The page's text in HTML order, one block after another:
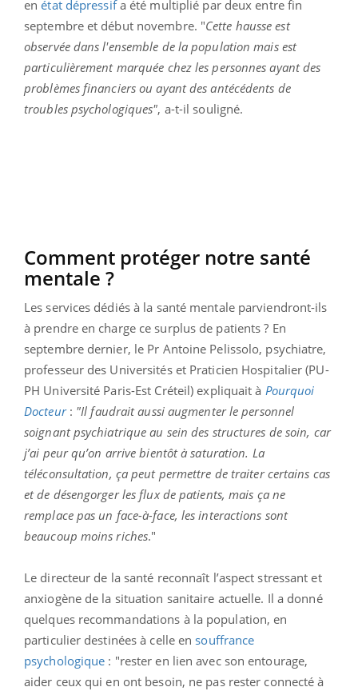
enétat dépressifa été multiplié par deux entre fin
septembre et début novembre. "Cette hausse est
observée dans l'ensemble de la population mais est
particulièrement marquée chez les personnes ayant des
problèmes financiers ou ayant des antécédents de
troubles psychologiques", a-t-il souligné.
Comment protéger notre santé
mentale ?
Les services dédiés à la santé mentale parviendront-ils
à prendre en charge ce surplus de patients ? En
septembre dernier, le Pr Antoine Pelissolo, psychiatre,
professeur des Universités et Praticien Hospitalier (PU-
PH Université Paris-Est Créteil) expliquait à Pourquoi
Docteur: "Il faudrait aussi augmenter le personnel
soignant psychiatrique au sein des structures de soin, car
j’ai peur qu’on arrive bientôt à saturation. La
téléconsultation, ça peut permettre de traiter certains cas
et de désengorger les flux de patients, mais ça ne
remplace pas un face-à-face, les interactions sont
beaucoup moins riches."
Le directeur de la santé reconnaît l’aspect stressant et
anxiogène de la situation sanitaire actuelle. Il a donné
quelques recommandations à la population, en
particulier destinées à celle ensouffrance
psychologique : "rester en lien avec son entourage,
aider ceux qui en ont besoin, ne pas rester connecté à